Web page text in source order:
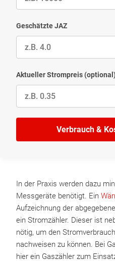
Geschätzte JAZ
Aktueller Strompreis (optional)
Verbrauch &
In der Praxis werden dazu
Messgeräte benötigt. Ein
Aufzeichnung der
ein Stromzähler. Dieser ist
nötig, um den
nachweisen zu können. Bei
hier ein Gaszähler zum